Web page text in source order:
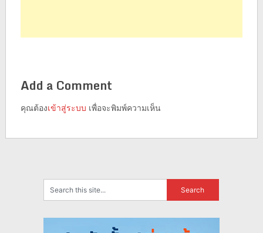
Add a Comment
คุณต้องเข้าสู่ระบบ เพื่อจะพิมพ์ความเห็น